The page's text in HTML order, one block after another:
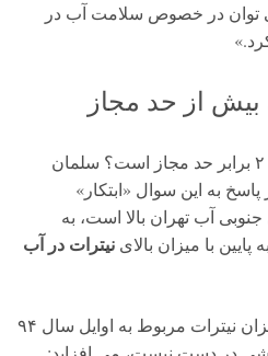
توان در خصوص سلامت آب در
بیش از حد مجاز
آیا نیترات موجود در آب تهران ۲ برابر حد مجاز است؟ سلمان
پاسخ به این سوال «ابتکار»
آب تهران بالا است، به
پایین با میزان بالای نیترات در آب
ولایتی با اشاره به اینکه این میزان نیترات مربوط به اوایل سال ۹۴